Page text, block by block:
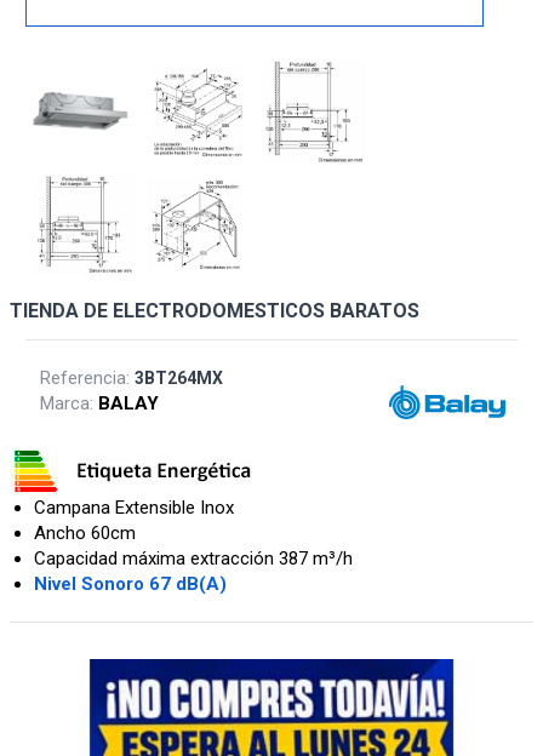
TIENDA DE ELECTRODOMESTICOS BARATOS
Referencia:3BT264MX
Marca: BALAY
Campana Extensible Inox
Ancho 60cm
Capacidad máxima extracción 387 m³/h
Nivel Sonoro 67 dB(A)